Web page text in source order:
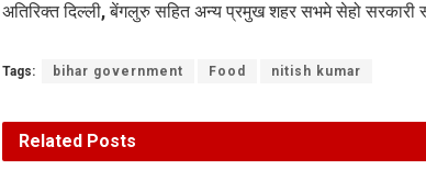
अतिरिक्त दिल्ली, बेंगलुरु सहित अन्य प्रमुख शहर सभमे सेहो
Tags: bihar government Food nitish kumar
Related Posts